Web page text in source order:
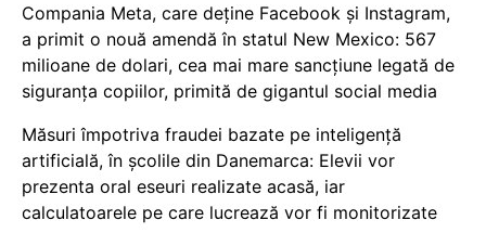
Compania Meta, care deține Facebook și Instagram,
a primit o nouă amendă în statul New Mexico: 567
milioane de dolari, cea mai mare sancțiune legată de
siguranța copiilor, primită de gigantul social media
Măsuri împotriva fraudei bazate pe inteligență
artificială, în școlile din Danemarca: Elevii vor
prezenta oral eseuri realizate acasă, iar
calculatoarele pe care lucrează vor fi monitorizate